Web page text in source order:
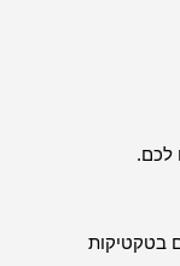
לכם.
בטקטיקות